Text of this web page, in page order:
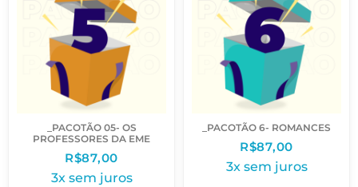
_PACOTÃO 05- OS
PROFESSORES DA EME
R$87,00
3x sem juros
_PACOTÃO 6- ROMANCES
R$87,00
3x sem juros